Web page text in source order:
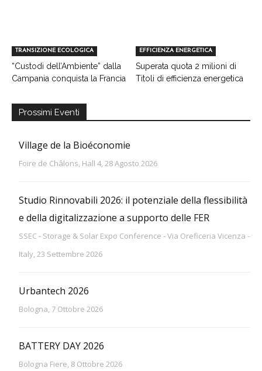
TRANSIZIONE ECOLOGICA
“Custodi dell’Ambiente” dalla
Campania conquista la Francia
EFFICIENZA ENERGETICA
Superata quota 2 milioni di
Titoli di efficienza energetica
Prossimi Eventi
Village de la Bioéconomie
Foire de Châlons, Hall 4, 28 Agosto 2026
Studio Rinnovabili 2026: il potenziale della flessibilità
e della digitalizzazione a supporto delle FER
SSEC - Storage & Solar Expo Conference - Via Oreficeria Vicenza -
Italy, 23 Settembre 2026
Urbantech 2026
Bologna, 7 Ottobre 2026
BATTERY DAY 2026
Bologna Fiere, 8 Ottobre 2026